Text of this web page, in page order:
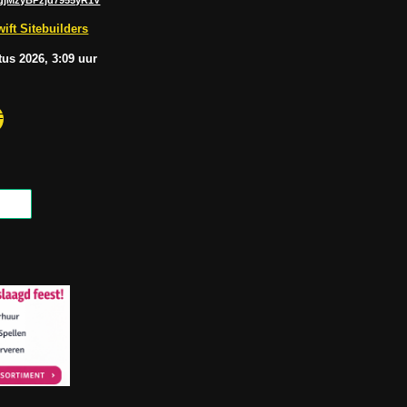
u
b
e
s
A
p
p
Sitebuilders
2026, 3:09uur